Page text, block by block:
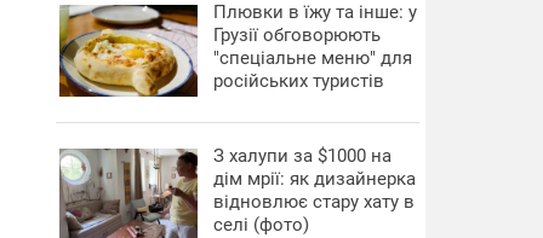
Плювки в їжу та інше: у
Грузії обговорюють
"спеціальне меню" для
російських туристів
З халупи за $1000 на
дім мрії: як дизайнерка
відновлює стару хату в
селі (фото)